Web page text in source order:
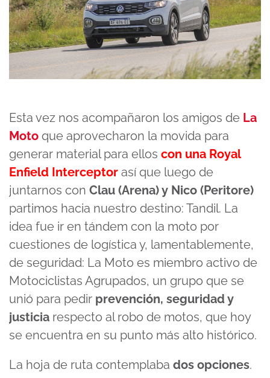
Esta vez nos acompañaron los amigos de La
Moto que aprovecharon la movida para
generar material para ellos con una Royal
Enfield Interceptor así que luego de
juntarnos con Clau (Arena) y Nico (Peritore)
partimos hacia nuestro destino: Tandil. La
idea fue ir en tándem con la moto por
cuestiones de logística y, lamentablemente,
de seguridad: La Moto es miembro activo de
Motociclistas Agrupados, un grupo que se
unió para pedir prevención, seguridad y
justicia respecto al robo de motos, que hoy
se encuentra en su punto más alto histórico.
La hoja de ruta contemplaba dos opciones.